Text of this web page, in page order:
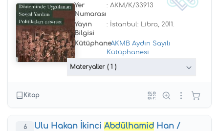
Yer
Numarası
: AKM/K/33913
Yayın
Bilgisi
: İstanbul: Libra, 2011.
Kütüphane
:AKMB Aydın Sayılı
Kütüphanesi
Materyaller ( 1 )
Kitap
6 Ulu Hakan İkinci Abdülhamid Han /